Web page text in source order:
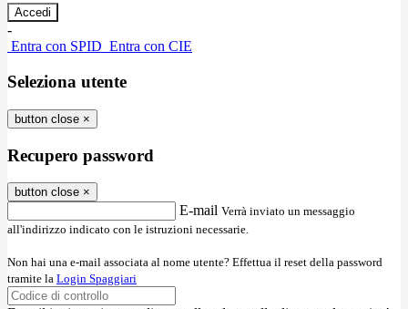
-
Entra con SPID Entra con CIE
Seleziona utente
button close ×
Recupero password
button close ×
E-mail Verrà inviato un messaggio
all'indirizzo indicato con le istruzioni necessarie.
Non hai una e-mail associata al nome utente? Effettua il reset della password
tramite la Login Spaggiari